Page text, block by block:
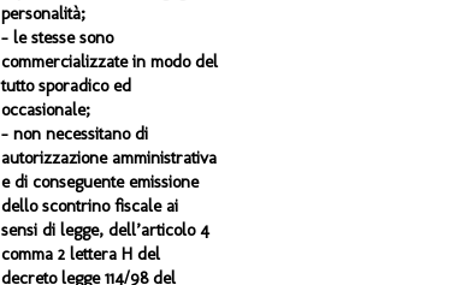
personalità;
- le stesse sono
commercializzate in modo del
tutto sporadico ed
occasionale;
- non necessitano di
autorizzazione amministrativa
e di conseguente emissione
dello scontrino fiscale ai
sensi di legge, dell’articolo 4
comma 2 lettera H del
decreto legge 114/98 del